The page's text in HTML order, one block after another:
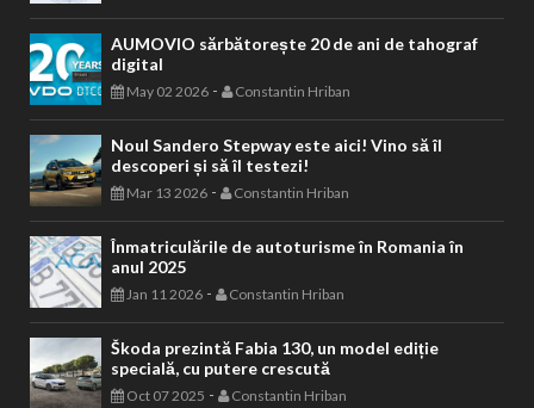
AUMOVIO sărbătorește 20 de ani de tahograf
digital
May 02 2026 - Constantin Hriban
Noul Sandero Stepway este aici! Vino să îl
descoperi și să îl testezi!
Mar 13 2026 - Constantin Hriban
Înmatriculările de autoturisme în Romania în
anul 2025
Jan 11 2026 - Constantin Hriban
Škoda prezintă Fabia 130, un model ediție
specială, cu putere crescută
Oct 07 2025 - Constantin Hriban